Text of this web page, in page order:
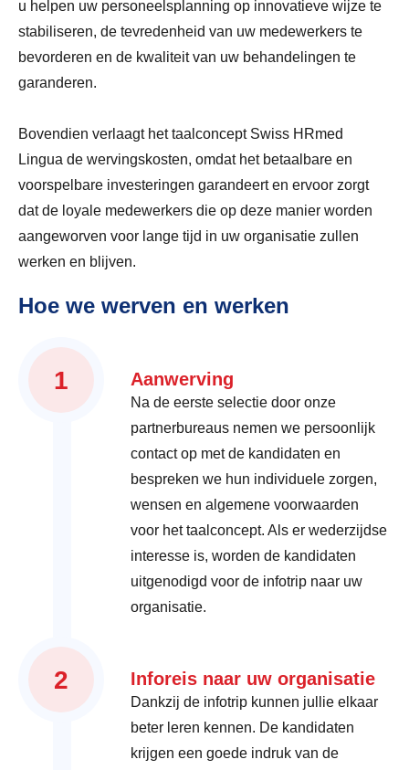
u helpen uw personeelsplanning op innovatieve wijze te
stabiliseren, de tevredenheid van uw medewerkers te
bevorderen en de kwaliteit van uw behandelingen te
garanderen.
Bovendien verlaagt het taalconcept Swiss HRmed
Lingua de wervingskosten, omdat het betaalbare en
voorspelbare investeringen garandeert en ervoor zorgt
dat de loyale medewerkers die op deze manier worden
aangeworven voor lange tijd in uw organisatie zullen
werken en blijven.
Hoe we werven en werken
1 Aanwerving
Na de eerste selectie door onze
partnerbureaus nemen we persoonlijk
contact op met de kandidaten en
bespreken we hun individuele zorgen,
wensen en algemene voorwaarden
voor het taalconcept. Als er wederzijdse
interesse is, worden de kandidaten
uitgenodigd voor de infotrip naar uw
organisatie.
2 Inforeis naar uw organisatie
Dankzij de infotrip kunnen jullie elkaar
beter leren kennen. De kandidaten
krijgen een goede indruk van de